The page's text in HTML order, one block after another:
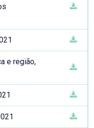
e região,